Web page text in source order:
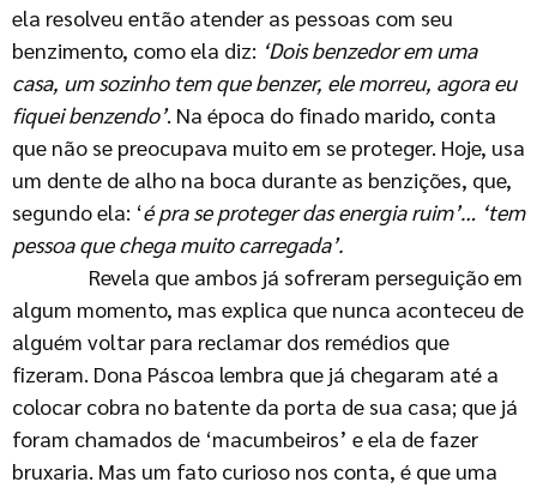
ela resolveu então atender as pessoas com seu
benzimento, como ela diz: ‘Dois benzedor em uma
casa, um sozinho tem que benzer, ele morreu, agora eu
fiquei benzendo’. Na época do finado marido, conta
que não se preocupava muito em se proteger. Hoje, usa
um dente de alho na boca durante as benzições, que,
segundo ela: ‘é pra se proteger das energia ruim’… ‘tem
pessoa que chega muito carregada’.
Revela que ambos já sofreram perseguição em
algum momento, mas explica que nunca aconteceu de
alguém voltar para reclamar dos remédios que
fizeram. Dona Páscoa lembra que já chegaram até a
colocar cobra no batente da porta de sua casa; que já
foram chamados de ‘macumbeiros’ e ela de fazer
bruxaria. Mas um fato curioso nos conta, é que uma